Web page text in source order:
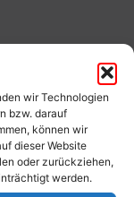
wir Technologien
bzw. darauf
können wir
dieser Website
oder zurückziehen,
werden.